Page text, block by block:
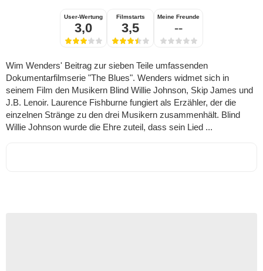
User-Wertung
3,0
Filmstarts
3,5
Meine Freunde
--
Wim Wenders' Beitrag zur sieben Teile umfassenden
Dokumentarfilmserie "The Blues". Wenders widmet sich in
seinem Film den Musikern Blind Willie Johnson, Skip James und
J.B. Lenoir. Laurence Fishburne fungiert als Erzähler, der die
einzelnen Stränge zu den drei Musikern zusammenhält. Blind
Willie Johnson wurde die Ehre zuteil, dass sein Lied ...